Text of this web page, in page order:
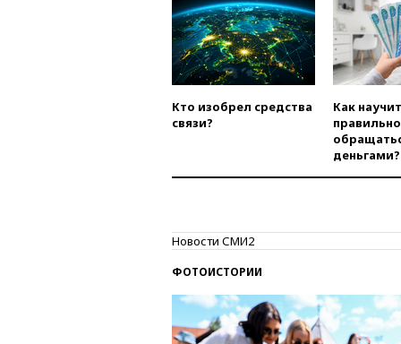
Кто изобрел средства
связи?
Как
правильно
деньгами?
Новости СМИ2
ФОТОИСТОРИИ